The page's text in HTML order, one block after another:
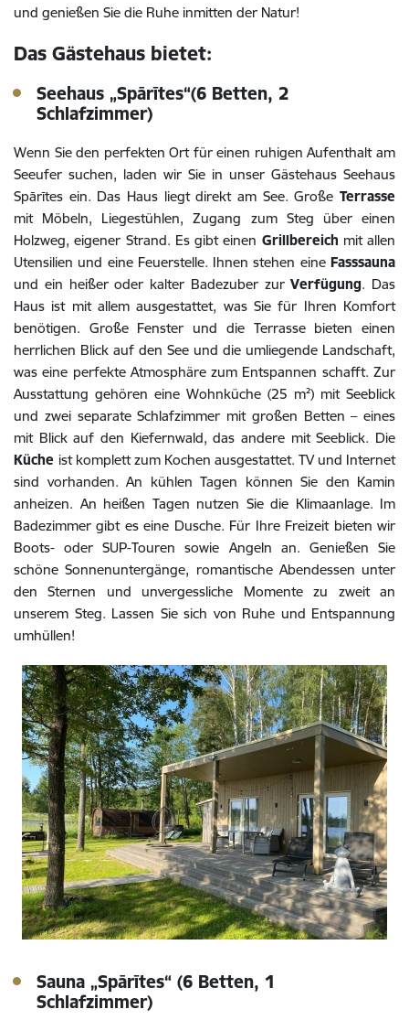
und genießen Sie die Ruhe inmitten der Natur!
Das Gästehaus bietet:
Seehaus „Spārītes“(6 Betten, 2
Schlafzimmer)
Wenn Sie den perfekten Ort für einen ruhigen Aufenthalt am
Seeufer suchen, laden wir Sie in unser Gästehaus Seehaus
Spārītes ein. Das Haus liegt direkt am See. Große Terrasse
mit Möbeln, Liegestühlen, Zugang zum Steg über einen
Holzweg, eigener Strand. Es gibt einen Grillbereich mit allen
Utensilien und eine Feuerstelle. Ihnen stehen eine Fasssauna
und ein heißer oder kalter Badezuber zurVerfügung. Das
Haus ist mit allem ausgestattet, was Sie für Ihren Komfort
benötigen. Große Fenster und die Terrasse bieten einen
herrlichen Blick auf den See und die umliegende Landschaft,
was eine perfekte Atmosphäre zum Entspannen schafft. Zur
Ausstattung gehören eine Wohnküche (25 m²) mit Seeblick
und zwei separate Schlafzimmer mit großen Betten – eines
mit Blick auf den Kiefernwald, das andere mit Seeblick. Die
Küche ist komplett zum Kochen ausgestattet. TV und Internet
sind vorhanden. An kühlen Tagen können Sie den Kamin
anheizen. An heißen Tagen nutzen Sie die Klimaanlage. Im
Badezimmer gibt es eine Dusche. Für Ihre Freizeit bieten wir
Boots- oder SUP-Touren sowie Angeln an. Genießen Sie
schöne Sonnenuntergänge, romantische Abendessen unter
den Sternen und unvergessliche Momente zu zweit an
unserem Steg. Lassen Sie sich von Ruhe und Entspannung
umhüllen!
Sauna „Spārītes“ (6 Betten, 1
Schlafzimmer)